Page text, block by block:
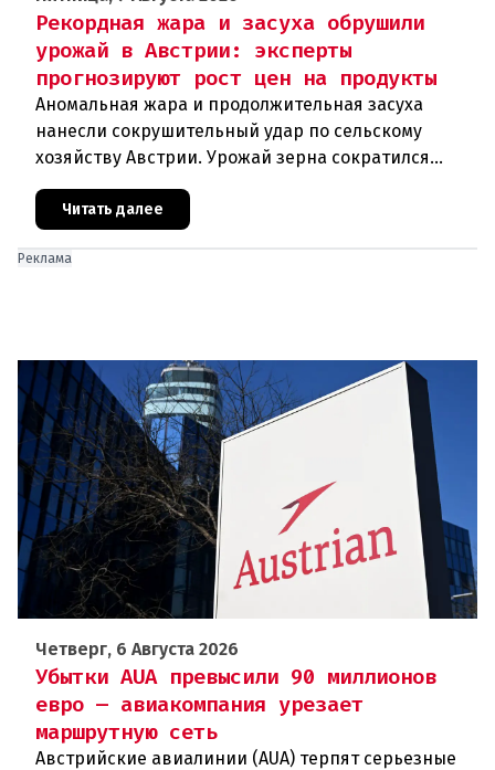
Рекордная жара и засуха обрушили
урожай в Австрии: эксперты
прогнозируют рост цен на продукты
Аномальная жара и продолжительная засуха
нанесли сокрушительный удар по сельскому
хозяйству Австрии. Урожай зерна сократился
потери достигают 80 процентов.
Читать далее
Реклама
Четверг, 6 Августа 2026
Убытки AUA превысили 90 миллионов
евро — авиакомпания урезает
маршрутную сеть
Австрийские авиалинии (AUA) терпят серьезные